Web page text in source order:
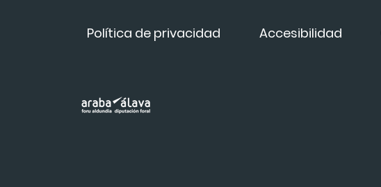
Política de privacidad Accesibilidad